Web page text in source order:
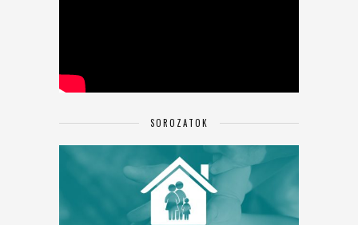
SOROZATOK